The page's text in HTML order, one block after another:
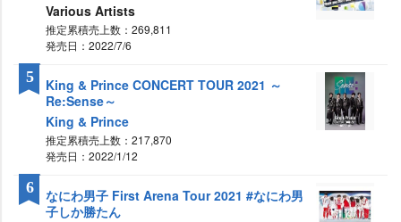
Various Artists
推定累積売上数：269,811
発売日：2022/7/6
King & Prince CONCERT TOUR 2021 ～
Re:Sense～
King & Prince
推定累積売上数：217,870
発売日：2022/1/12
5
なにわ男子 First Arena Tour 2021 #なにわ男
子しか勝たん
6